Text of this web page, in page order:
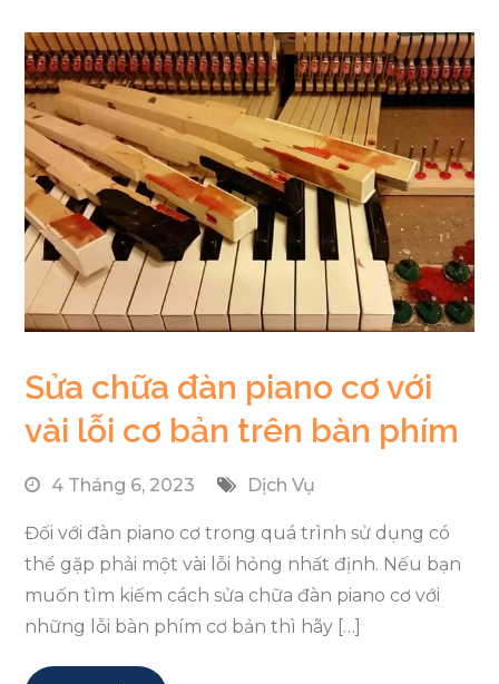
Sửa chữa đàn piano cơ với
vài lỗi cơ bản trên bàn phím
4 Tháng 6, 2023 Dịch Vụ
Đối với đàn piano cơ trong quá trình sử dụng có
thể gặp phải một vài lỗi hỏng nhất định. Nếu bạn
muốn tìm kiếm cách sửa chữa đàn piano cơ với
những lỗi bàn phím cơ bản thì hãy […]